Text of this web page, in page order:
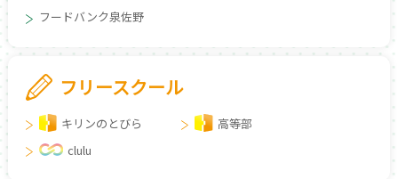
フードバンク泉佐野
フリースクール
キリンのとびら
高等部
clulu